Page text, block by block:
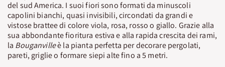
del sud America. I suoi fiori sono formati da minuscoli
capolini bianchi, quasi invisibili, circondati da grandi e
vistose brattee di colore viola, rosa, rosso o giallo. Grazie alla
sua abbondante fioritura estiva e alla rapida crescita dei rami,
la Bouganvilleè la pianta perfetta per decorare pergolati,
pareti, griglie o formare siepi alte fino a 5 metri.